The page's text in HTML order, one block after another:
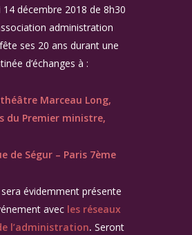
14 décembre 2018 de 8h30
administration
ses 20 ans durant une
d’échanges à :
Marceau Long,
du Premier ministre,
de Ségur – Paris 7ème
sera évidemment présente
avec les réseaux
l’administration. Seront